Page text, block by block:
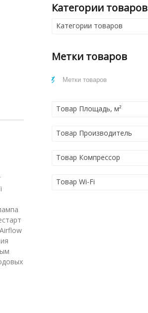
Категории товаров
Категории товаров
Метки товаров
Товар Площадь, м²
Товар Производитель
Товар Компрессор
Товар Wi-Fi